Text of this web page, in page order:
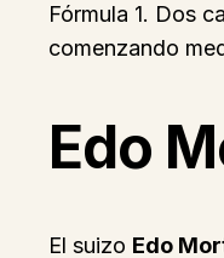
Fórmula 1. Dos
comenzando
Edo
El suizo Edo